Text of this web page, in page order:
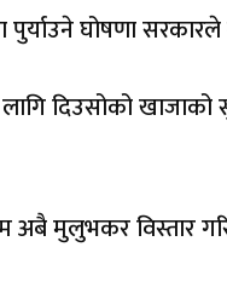
घोषणा सरकारले
दिउसोको
अबै मुलुभकर विस्तार